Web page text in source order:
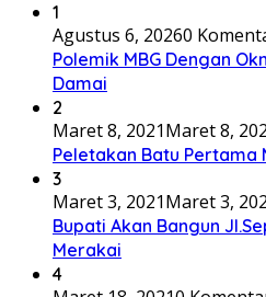
1
Agustus 6, 20260
Polemik MBG Dengan
Damai
2
Maret 8, 2021Maret 8,
Peletakan Batu Pertama
3
Maret 3, 2021Maret 3,
Bupati Akan Bangun
Merakai
4